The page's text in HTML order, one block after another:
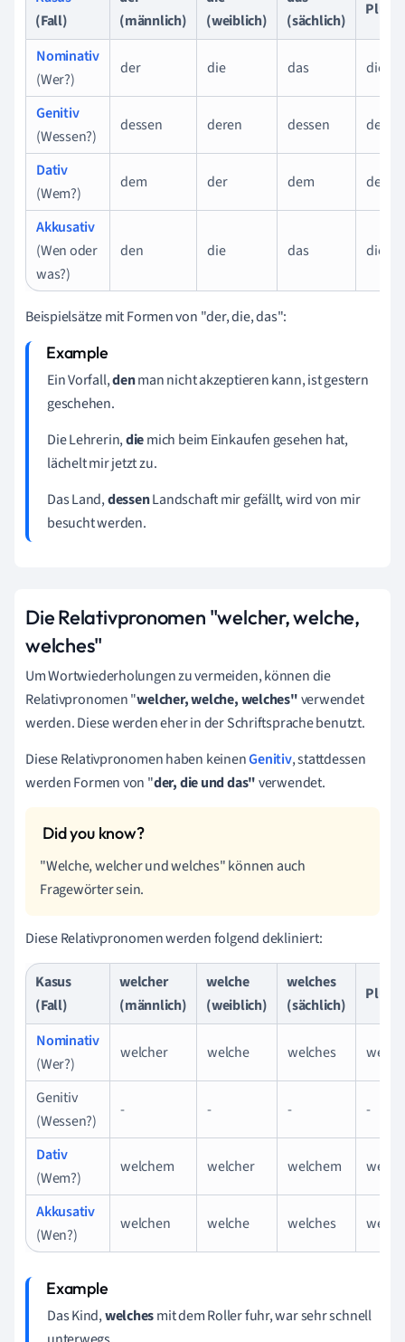
(Fall)
(männlich)
(weiblich)
(sächlich)
Plural
Nominativ
(Wer?)
der die das die
Genitiv
(Wessen?)
dessen deren dessen deren
Dativ
(Wem?)
dem der dem denen
Akkusativ
(Wen oder
was?)
den die das die
Beispielsätze mit Formen von "der, die, das":
Ein Vorfall,denman nicht akzeptieren kann, ist gestern
geschehen.
Die Lehrerin,diemich beim Einkaufen gesehen hat,
lächelt mir jetzt zu.
Das Land,dessenLandschaft mir gefällt, wird von mir
besucht werden.
Die Relativpronomen "welcher, welche,
welches"
Um Wortwiederholungen zu vermeiden, können die
Relativpronomen "welcher, welche, welches"verwendet
werden. Diese werden eher in der Schriftsprache benutzt.
Diese Relativpronomen haben keinenGenitiv, stattdessen
werden Formen von "der, die und das"verwendet.
"Welche, welcher und welches" können auch
Fragewörter sein.
Diese Relativpronomen werden folgend dekliniert:
Kasus
(Fall)
welcher
(männlich)
welche
(weiblich)
welches
(sächlich)
Plural
Nominativ
(Wer?)
welcher welche welches
Genitiv
(Wessen?)
- - - -
Dativ
(Wem?)
welchem welcher welchem
Akkusativ
(Wen?)
welchen welche welches
Das Kind,welchesmit dem Roller fuhr, war sehr schnell